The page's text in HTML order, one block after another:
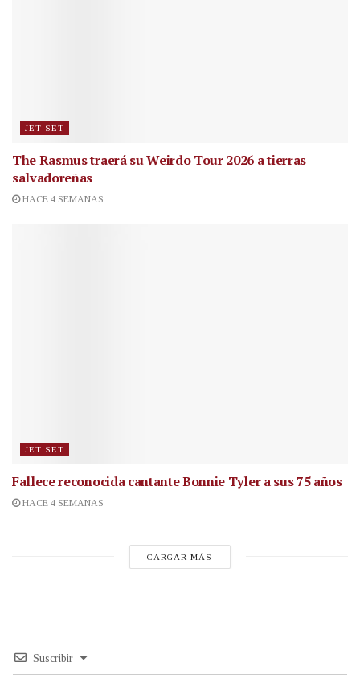
JET SET
The Rasmus traerá su Weirdo Tour 2026 a tierras
salvadoreñas
HACE 4 SEMANAS
JET SET
Fallece reconocida cantanteBonnie Tyler a sus 75 años
HACE 4 SEMANAS
CARGAR MÁS
Suscribir